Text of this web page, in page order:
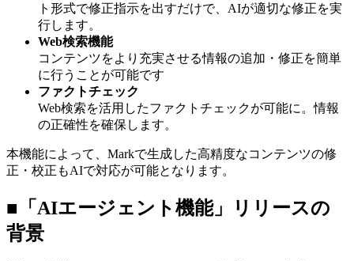
ト形式で修正指示を出すだけで、AIが適切な修正を実
行します。
Web検索機能
コンテンツをより充実させる情報の追加・修正を簡単
に行うことが可能です
ファクトチェック
Web検索を活用したファクトチェックが可能に。情報
の正確性を確保します。
本機能によって、Markで生成した高精度なコンテンツの修
正・校正もAIで対応が可能となります。
■「AIエージェント機能」リリースの
背景